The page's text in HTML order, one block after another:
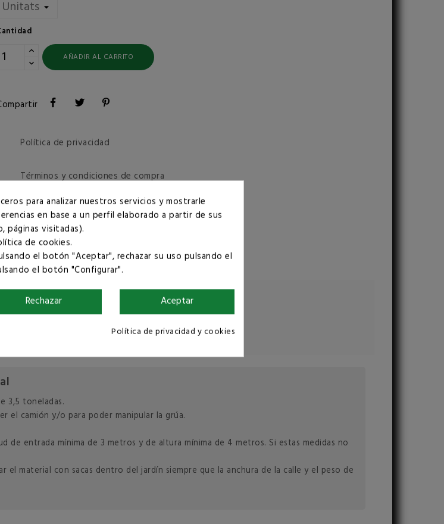
AÑADIR AL CARRITO
Política de privacidad
Términos y condiciones de compra
3,5 toneladas.
el camión y/o para poder manipular la grúa.
de entrada mínima de 3 metros y de altura mínima de 4 metros. Si estas medidas no
material con sacas dentro del jardín siempre que la anchura de la calle y el peso de
para analizar nuestros servicios y mostrarle
en base a un perfil elaborado a partir de sus
páginas visitadas).
de cookies.
el botón "Aceptar", rechazar su uso pulsando el
el botón "Configurar".
Rechazar Aceptar
Política de privacidad y cookies